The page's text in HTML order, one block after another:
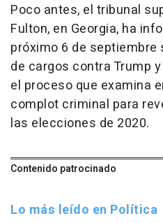
Poco antes, el tribunal
Fulton, en Georgia, ha
próximo 6 de
de cargos contra Trump
el proceso que examina
complot criminal para
las elecciones de 2020.
Contenido patrocinado
Lo más leído en Política